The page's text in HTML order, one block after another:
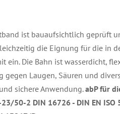
ist bauaufsichtlich geprüft
die Eignung für die in
ein. Die Bahn ist wasserdicht,
gegen Laugen, Säuren und
sichere Anwendung.abP für
50-2 DIN 16726 - DIN EN ISO